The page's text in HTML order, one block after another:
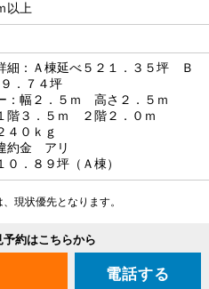
以上
細：Ａ棟延べ５２１．３５坪 Ｂ
．７４坪
：幅２．５ｍ 高さ２．５ｍ
階３．５ｍ ２階２．０ｍ
０ｋｇ
約金 アリ
０．８９坪（Ａ棟）
現状優先となります。
約はこちらから
電話する